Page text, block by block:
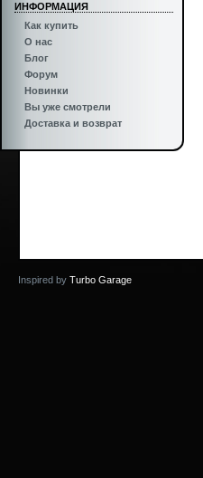
ИНФОРМАЦИЯ
Как купить
О нас
Блог
Форум
Новинки
Вы уже смотрели
Доставка и возврат
Inspired by Turbo Garage